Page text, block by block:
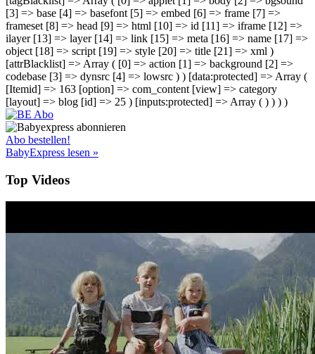
[3] => base [4] => basefont [5] => embed [6] => frame [7] =>
frameset [8] => head [9] => html [10] => id [11] => iframe [12] =>
ilayer [13] => layer [14] => link [15] => meta [16] => name [17] =>
object [18] => script [19] => style [20] => title [21] => xml )
[attrBlacklist] => Array ( [0] => action [1] => background [2] =>
codebase [3] => dynsrc [4] => lowsrc ) ) [data:protected] => Array (
[Itemid] => 163 [option] => com_content [view] => category
[layout] => blog [id] => 25 ) [inputs:protected] => Array ( ) ) ) )
Abo bestellen!
BabyExpress lesen »
Top Videos